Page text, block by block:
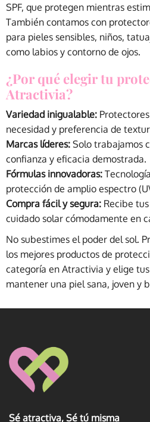
SPF, que protegen mientras
También contamos con
para pieles sensibles, niños,
como labios y contorno de ojos.
¿Por qué elegir tu
Atractivia?
Variedad inigualable:
necesidad y preferencia de
Marcas líderes: Solo trabajamos
confianza y eficacia demostrada.
Fórmulas innovadoras:
protección de amplio espectro
Compra fácil y segura: Recibe
cuidado solar cómodamente en
No subestimes el poder del sol.
los mejores productos de
categoría en Atractivia y elige
mantener una piel sana, joven y
Sé atractiva, Sé tú misma